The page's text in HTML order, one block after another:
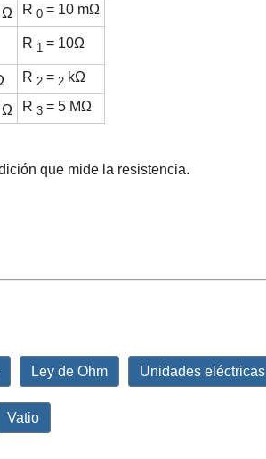
Ω R 0 = 10 mΩ
R 1 = 10Ω
R 2 = 2 kΩ
Ω R 3 = 5 MΩ
que mide la resistencia.
Ley de Ohm Unidades eléctricas
Vatio